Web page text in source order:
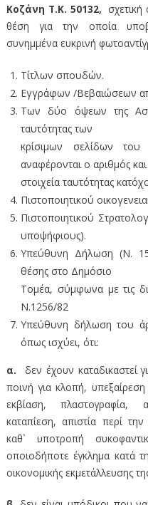
Κοζάνη Τ.Κ. 50132,
θέση για την οποία
συνημμένα ευκρινή
Τίτλων σπουδών.
Εγγράφων /Βεβαιώσεων
Των δύο όψεων της
ταυτότητας των
κρίσιμων σελίδων
αναφέρονται ο αριθμός
στοιχεία ταυτότητας
Πιστοποιητικού
Πιστοποιητικού
υποψήφιους).
Υπεύθυνη Δήλωση (Ν.
θέσης στο Δημόσιο
Τομέα, σύμφωνα με τις
Ν.1256/82
Υπεύθυνη δήλωση του
όπως ισχύει, ότι:
α. δεν έχουν καταδικαστεί
ποινή για κλοπή,
εκβίαση, πλαστογραφία,
καταπίεση, απιστία περί
καθ` υποτροπή
οποιοδήποτε έγκλημα κατά
οικονομικής εκμετάλλευσης